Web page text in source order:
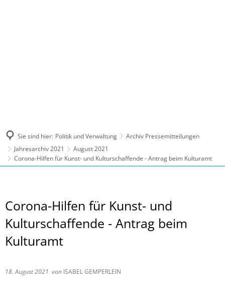
Sie sind hier: Politik und Verwaltung
Archiv Pressemitteilungen
Jahresarchiv 2021
August 2021
Corona-Hilfen für Kunst- und Kulturschaffende - Antrag beim Kulturamt
Corona-Hilfen für Kunst- und
Kulturschaffende - Antrag beim
Kulturamt
18. August 2021 von ISABEL GEMPERLEIN